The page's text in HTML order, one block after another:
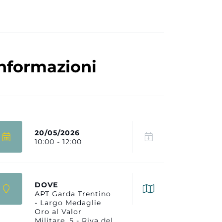
20/05/2026
10:00 - 12:00
DOVE
APT Garda Trentino
- Largo Medaglie
Oro al Valor